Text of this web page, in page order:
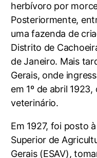
herbívoro por
Posteriormente,
uma fazenda de
Distrito de
de Janeiro. Mais
Gerais, onde
em 1º de abril
veterinário.
Em 1927, foi posto
Superior de
Gerais (ESAV),